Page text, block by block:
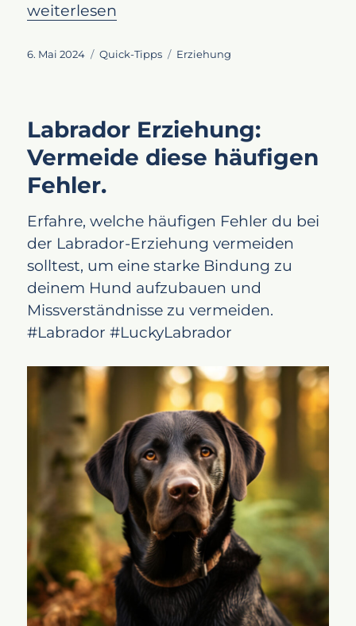
„Hundeschule für Labradore: Wann und
weiterlesen
Veröffentlicht
6. Mai 2024 Kategorien
Quick-Tipps Schlagwörter
Erziehung
Labrador Erziehung:
Vermeide diese häufigen
Fehler.
Erfahre, welche häufigen Fehler du bei
der Labrador-Erziehung vermeiden
solltest, um eine starke Bindung zu
deinem Hund aufzubauen und
Missverständnisse zu vermeiden.
#Labrador #LuckyLabrador